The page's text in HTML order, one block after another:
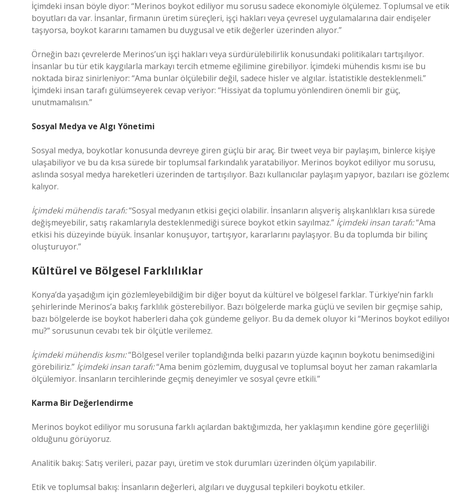
İçimdeki insan böyle diyor: “Merinos boykot ediliyor mu sorusu sadece ekonomiyle ölçülemez. Toplumsal ve etik
boyutları da var. İnsanlar, firmanın üretim süreçleri, işçi hakları veya çevresel uygulamalarına dair endişeler
taşıyorsa, boykot kararını tamamen bu duygusal ve etik değerler üzerinden alıyor.”
Örneğin bazı çevrelerde Merinos’un işçi hakları veya sürdürülebilirlik konusundaki politikaları tartışılıyor.
İnsanlar bu tür etik kaygılarla markayı tercih etmeme eğilimine girebiliyor. İçimdeki mühendis kısmı ise bu
noktada biraz sinirleniyor: “Ama bunlar ölçülebilir değil, sadece hisler ve algılar. İstatistikle desteklenmeli.”
İçimdeki insan tarafı gülümseyerek cevap veriyor: “Hissiyat da toplumu yönlendiren önemli bir güç,
unutmamalısın.”
Sosyal Medya ve Algı Yönetimi
Sosyal medya, boykotlar konusunda devreye giren güçlü bir araç. Bir tweet veya bir paylaşım, binlerce kişiye
ulaşabiliyor ve bu da kısa sürede bir toplumsal farkındalık yaratabiliyor. Merinos boykot ediliyor mu sorusu,
aslında sosyal medya hareketleri üzerinden de tartışılıyor. Bazı kullanıcılar paylaşım yapıyor, bazıları ise
kalıyor.
İçimdeki mühendis tarafı:“Sosyal medyanın etkisi geçici olabilir. İnsanların alışveriş alışkanlıkları kısa sürede
değişmeyebilir, satış rakamlarıyla desteklenmediği sürece boykot etkin sayılmaz.” İçimdeki insan tarafı:“Ama
etkisi his düzeyinde büyük. İnsanlar konuşuyor, tartışıyor, kararlarını paylaşıyor. Bu da toplumda bir bilinç
oluşturuyor.”
Kültürel ve Bölgesel Farklılıklar
Konya’da yaşadığım için gözlemleyebildiğim bir diğer boyut da kültürel ve bölgesel farklar. Türkiye’nin farklı
şehirlerinde Merinos’a bakış farklılık gösterebiliyor. Bazı bölgelerde marka güçlü ve sevilen bir geçmişe sahip,
bazı bölgelerde ise boykot haberleri daha çok gündeme geliyor. Bu da demek oluyor ki “Merinos boykot
mu?” sorusunun cevabı tek bir ölçütle verilemez.
İçimdeki mühendis kısmı:“Bölgesel veriler toplandığında belki pazarın yüzde kaçının boykotu benimsediğini
görebiliriz.” İçimdeki insan tarafı:“Ama benim gözlemim, duygusal ve toplumsal boyut her zaman rakamlarla
ölçülemiyor. İnsanların tercihlerinde geçmiş deneyimler ve sosyal çevre etkili.”
Karma Bir Değerlendirme
Merinos boykot ediliyor mu sorusuna farklı açılardan baktığımızda, her yaklaşımın kendine göre geçerliliği
olduğunu görüyoruz.
Analitik bakış: Satış verileri, pazar payı, üretim ve stok durumları üzerinden ölçüm yapılabilir.
Etik ve toplumsal bakış: İnsanların değerleri, algıları ve duygusal tepkileri boykotu etkiler.